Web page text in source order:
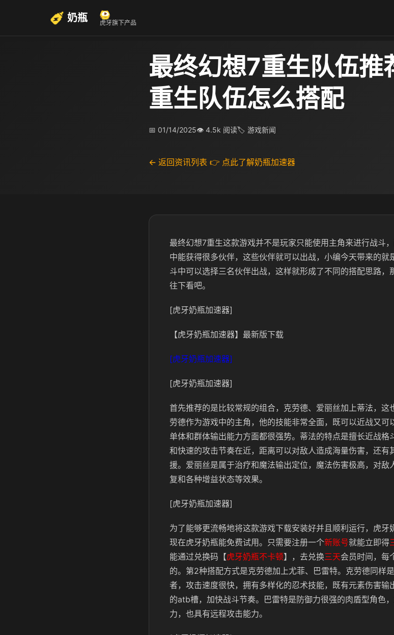
奶瓶 虎牙旗下产品
最终幻想7重生队伍推
重生队伍怎么搭配
📅 01/14/2025👁 4.5k 阅读🏷 游戏新闻
← 返回资讯列表 👉 点此了解奶瓶加速器
最终幻想7重生这款游戏并不是玩家只能使用主角来进行战斗
中能获得很多伙伴，这些伙伴就可以出战，小编今天带来的
斗中可以选择三名伙伴出战，这样就形成了不同的搭配思路
往下看吧。
[虎牙奶瓶加速器]
【虎牙奶瓶加速器】最新版下载
[虎牙奶瓶加速器]
[虎牙奶瓶加速器]
首先推荐的是比较常规的组合，克劳德、爱丽丝加上蒂法，
劳德作为游戏中的主角，他的技能非常全面，既可以近战又可
单体和群体输出能力方面都很强势。蒂法的特点是擅长近战格
和快速的攻击节奏在近，距离可以对敌人造成海量伤害，还有
援。爱丽丝是属于治疗和魔法输出定位，魔法伤害极高，对敌
复和各种增益状态等效果。
[虎牙奶瓶加速器]
为了能够更流畅地将这款游戏下载安装好并且顺利运行，虎牙
现在虎牙奶瓶能免费试用。只需要注册一个新账号就能立即得
能通过兑换码【虎牙奶瓶不卡顿】，去兑换三天会员时间，每
的。第2种搭配方式是克劳德加上尤菲、巴雷特。克劳德同样
者，攻击速度很快，拥有多样化的忍术技能，既有元素伤害输
的atb槽，加快战斗节奏。巴雷特是防御力很强的肉盾型角色
力，也具有远程攻击能力。